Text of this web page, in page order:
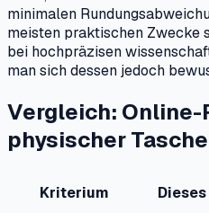
minimalen
meisten praktischen Zwecke
bei hochpräzisen
man sich dessen jedoch
Vergleich: Online-
physischer
Kriterium